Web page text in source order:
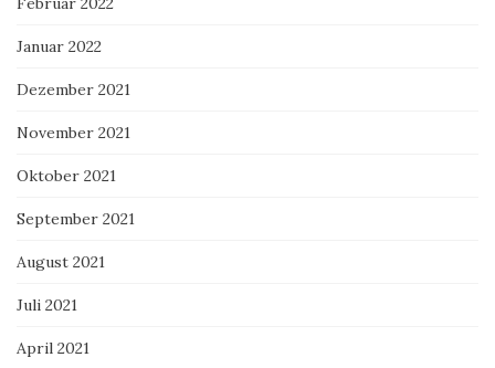
Januar 2022
Dezember 2021
November 2021
Oktober 2021
September 2021
August 2021
Juli 2021
April 2021